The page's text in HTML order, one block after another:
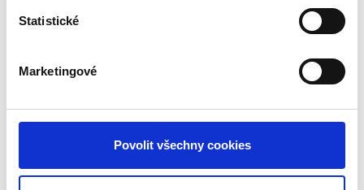
Statistické
Marketingové
Povolit všechny cookies
Kdykoliv můžete změnit nebo zrušit svůj souhlas
našich webových stránkách.
Zjistěte v našich zásadách ochrany osobních
údajů více o tom, kdo jsme, jak nás můžete
kontaktovat a jak zpracováváme vaše osobní
údaje.